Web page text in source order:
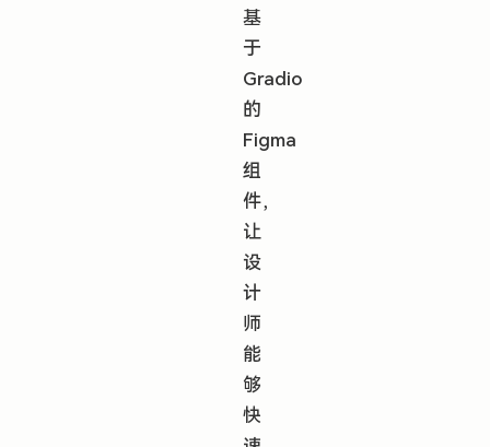
基
于
Gradio
的
Figma
组
件，
让
设
计
师
能
够
快